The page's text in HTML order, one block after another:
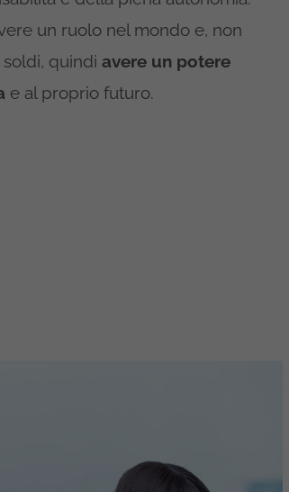
un ruolo nel mondo e, non
quindi avere un potere
e al proprio futuro.